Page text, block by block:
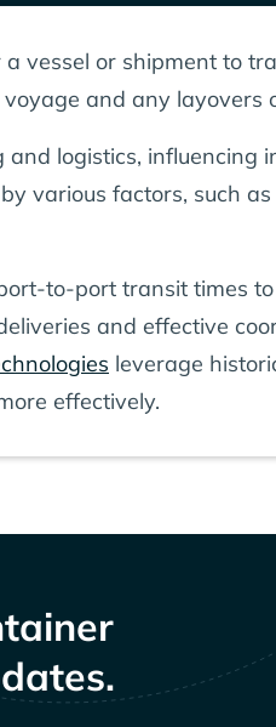
vessel or shipment to
and any layovers
logistics, influencing
various factors, such
to-port transit times
and effective
leverage
effectively.